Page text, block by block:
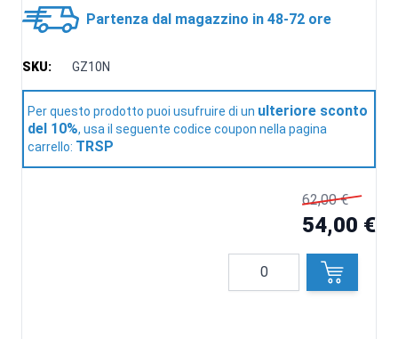
Partenza dal magazzino in 48-72 ore
SKU: GZ10N
Per questo prodotto puoi usufruire di un ulteriore sconto
del 10%, usa il seguente codice coupon nella pagina
carrello: TRSP
62,00 €
54,00 €
Quantità